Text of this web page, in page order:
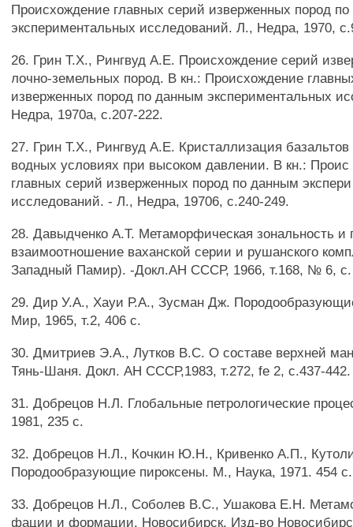
Происхождение главных серий изверженных пород
экспериментальных исследований. Л., Недра, 1970,
26. Грин Т.Х., Рингвуд А.Е. Происхождение серий
лочно-земельных пород. В кн.: Происхождение
изверженных пород по данным экспериментальных
Недра, 1970а, с.207-222.
27. Грин Т.Х., Рингвуд А.Е. Кристаллизация
водных условиях при высоком давлении. В кн.:
главных серий изверженных пород по данным
исследований. - Л., Недра, 19706, с.240-249.
28. Давыдченко А.Т. Метаморфическая зональность и
взаимоотношение ваханской серии и рушанского
Западный Памир). -Докл.АН СССР, 1966, т.168, № 6, с.
29. Дир У.А., Хауи Р.А., Зусман Дж.
Мир, 1965, т.2, 406 с.
30. Дмитриев Э.А., Лутков B.C. О составе верхней
Тянь-Шаня. Докл. АН СССР,1983, т.272, fe 2, с.437-442.
31. Добрецов Н.Л. Глобальные петрологические
1981, 235 с.
32. Добрецов Н.Л., Кочкин Ю.Н., Кривенко А.П.,
Породообразующие пироксены. М., Наука, 1971. 454 с.
33. Добрецов Н.Л., Соболев B.C., Ушакова Е.Н.
фации и формации. Новосибирск, Изд-во